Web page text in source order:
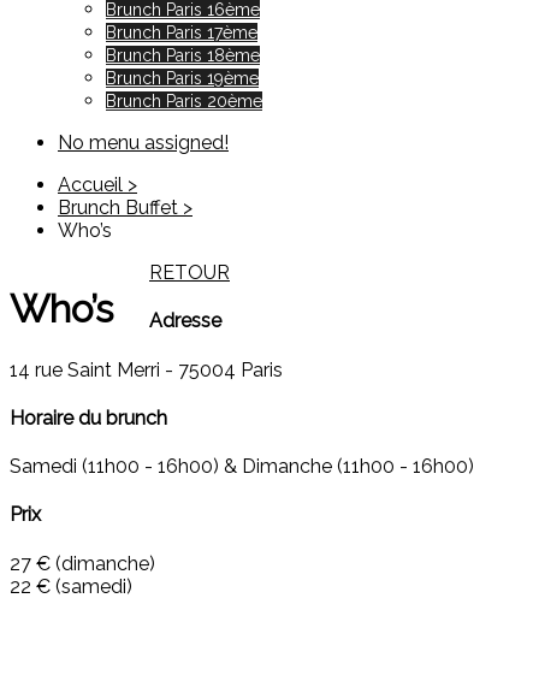
Brunch Paris 16ème
Brunch Paris 17ème
Brunch Paris 18ème
Brunch Paris 19ème
Brunch Paris 20ème
No menu assigned!
Accueil >
Brunch Buffet >
Who’s
Who’s
RETOUR
Adresse
14 rue Saint Merri - 75004 Paris
Horaire du brunch
Samedi (11h00 - 16h00) & Dimanche (11h00 - 16h00)
Prix
27 € (dimanche)
22 € (samedi)